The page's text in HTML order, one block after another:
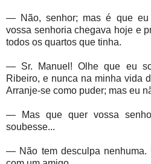
— Não, senhor; mas é que eu
vossa senhoria chegava hoje e
todos os quartos que tinha.
— Sr. Manuel! Olhe que eu
Ribeiro, e nunca na minha vida
Arranje-se como puder; mas eu
— Mas que quer vossa
soubesse...
— Não tem desculpa nenhuma.